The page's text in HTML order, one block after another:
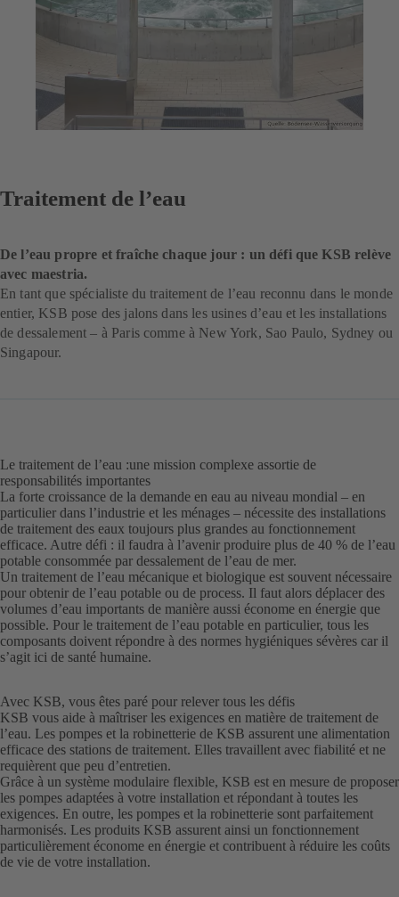
Traitement de l’eau
De l’eau propre et fraîche chaque jour : un défi que KSB relève
avec maestria.
En tant que spécialiste du traitement de l’eau reconnu dans le monde
entier, KSB pose des jalons dans les usines d’eau et les installations
de dessalement – à Paris comme à New York, Sao Paulo, Sydney ou
Singapour.
Le traitement de l’eau :une mission complexe assortie de
responsabilités importantes
La forte croissance de la demande en eau au niveau mondial – en
particulier dans l’industrie et les ménages – nécessite des installations
de traitement des eaux toujours plus grandes au fonctionnement
efficace. Autre défi : il faudra à l’avenir produire plus de 40 % de l’eau
potable consommée par dessalement de l’eau de mer.
Un traitement de l’eau mécanique et biologique est souvent nécessaire
pour obtenir de l’eau potable ou de process. Il faut alors déplacer des
volumes d’eau importants de manière aussi économe en énergie que
possible. Pour le traitement de l’eau potable en particulier, tous les
composants doivent répondre à des normes hygiéniques sévères car il
s’agit ici de santé humaine.
Avec KSB, vous êtes paré pour relever tous les défis
KSB vous aide à maîtriser les exigences en matière de traitement de
l’eau. Les pompes et la robinetterie de KSB assurent une alimentation
efficace des stations de traitement. Elles travaillent avec fiabilité et ne
requièrent que peu d’entretien.
Grâce à un système modulaire flexible, KSB est en mesure de proposer
les pompes adaptées à votre installation et répondant à toutes les
exigences. En outre, les pompes et la robinetterie sont parfaitement
harmonisés. Les produits KSB assurent ainsi un fonctionnement
particulièrement économe en énergie et contribuent à réduire les coûts
de vie de votre installation.